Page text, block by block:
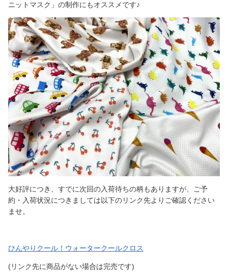
ニットマスク」の制作にもオススメです♪
大好評につき、すでに次回の入荷待ちの柄もありますが、ご予
約・入荷状況につきましては以下のリンク先よりご確認ください
ませ。
ひんやりクール！ウォータークールクロス
(リンク先に商品がない場合は完売です)